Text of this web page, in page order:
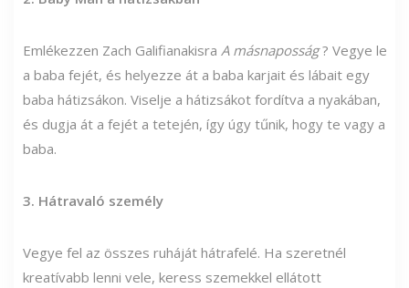
Emlékezzen Zach Galifianakisra A másnaposság? Vegye le
a baba fejét, és helyezze át a baba karjait és lábait egy
baba hátizsákon. Viselje a hátizsákot fordítva a nyakában,
és dugja át a fejét a tetején, így úgy tűnik, hogy te vagy a
baba.
3. Hátravaló személy
Vegye fel az összes ruháját hátrafelé. Ha szeretnél
kreatívabb lenni vele, keress szemekkel ellátott